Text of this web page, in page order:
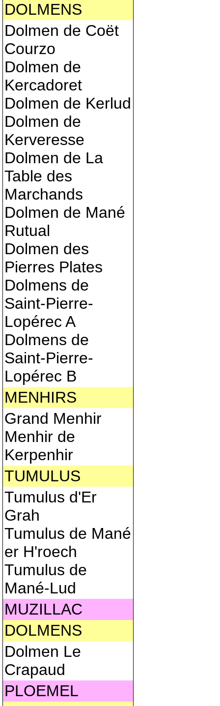
DOLMENS
Dolmen de Coët
Courzo
Dolmen de
Kercadoret
Dolmen de Kerlud
Dolmen de
Kerveresse
Dolmen de La
Table des
Marchands
Dolmen de Mané
Rutual
Dolmen des
Pierres Plates
Dolmens de
Saint-Pierre-
Lopérec A
Dolmens de
Saint-Pierre-
Lopérec B
MENHIRS
Grand Menhir
Menhir de
Kerpenhir
TUMULUS
Tumulus d'Er
Grah
Tumulus de Mané
er H'roech
Tumulus de
Mané-Lud
MUZILLAC
DOLMENS
Dolmen Le
Crapaud
PLOEMEL